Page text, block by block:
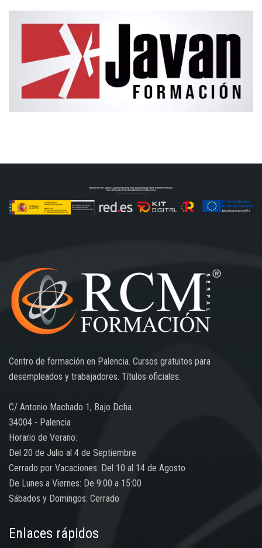
Centro de formación en Palencia. Cursos gratuitos para
desempleados y trabajadores. Títulos oficiales.
C/ Antonio Machado 1, Bajo Dcha.
34004 - Palencia
Horario de Verano:
Del 20 de Julio al 4 de Septiembre
Cerrado por Vacaciones: Del 10 al 14 de Agosto
De Lunes a Viernes: De 9:00 a 15:00
Sábados y Domingos: Cerrado
Enlaces rápidos